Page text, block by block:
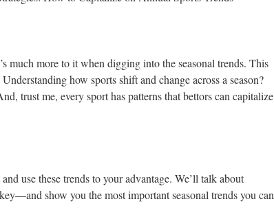
much more to it when digging into the seasonal trends. This
how sports shift and change across a season?
trust me, every sport has patterns that bettors can capitalize
use these trends to your advantage. We’ll talk about
show you the most important seasonal trends you can